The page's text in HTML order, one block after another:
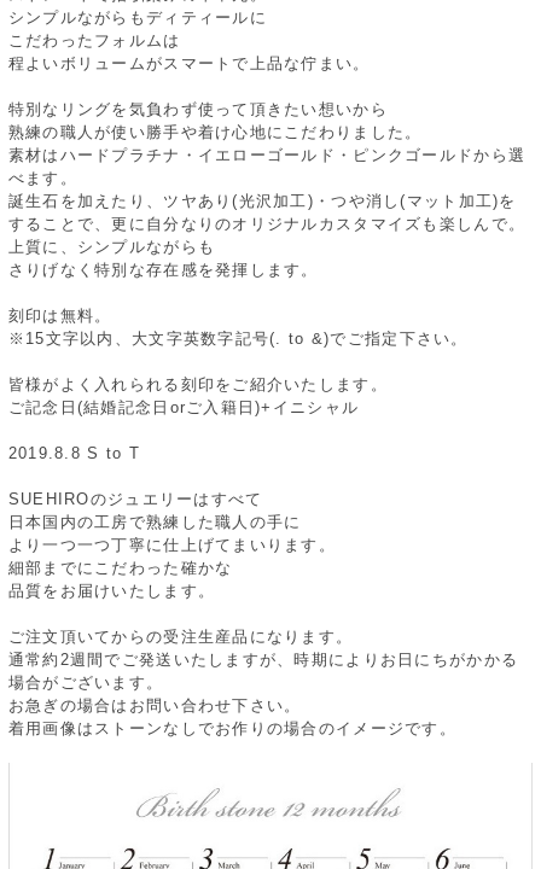
シンプルながらもディティールに
こだわったフォルムは
程よいボリュームがスマートで上品な佇まい。
特別なリングを気負わず使って頂きたい想いから
熟練の職人が使い勝手や着け心地にこだわりました。
素材はハードプラチナ・イエローゴールド・ピンクゴールドから選
べます。
誕生石を加えたり、ツヤあり(光沢加工)・つや消し(マット加工)を
することで、更に自分なりのオリジナルカスタマイズも楽しんで。
上質に、シンプルながらも
さりげなく特別な存在感を発揮します。
刻印は無料。
※15文字以内、大文字英数字記号(. to &)でご指定下さい。
皆様がよく入れられる刻印をご紹介いたします。
ご記念日(結婚記念日orご入籍日)+イニシャル
2019.8.8 S to T
SUEHIROのジュエリーはすべて
日本国内の工房で熟練した職人の手に
より一つ一つ丁寧に仕上げてまいります。
細部までにこだわった確かな
品質をお届けいたします。
ご注文頂いてからの受注生産品になります。
通常約2週間でご発送いたしますが、時期によりお日にちがかかる
場合がございます。
お急ぎの場合はお問い合わせ下さい。
着用画像はストーンなしでお作りの場合のイメージです。